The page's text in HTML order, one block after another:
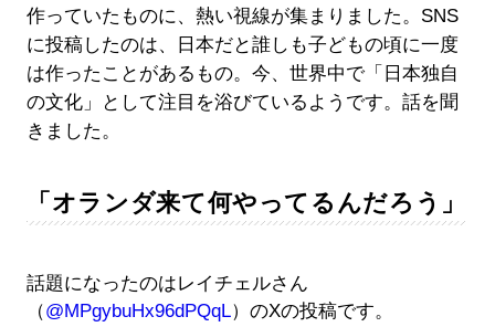
作っていたものに、熱い視線が集まりました。SNS
に投稿したのは、日本だと誰しも子どもの頃に一度
は作ったことがあるもの。今、世界中で「日本独自
の文化」として注目を浴びているようです。話を聞
きました。
「オランダ来て何やってるんだろう」
話題になったのはレイチェルさん
（@MPgybuHx96dPQqL）のXの投稿です。